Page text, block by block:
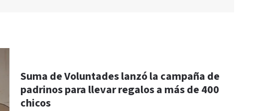
Suma de Voluntades lanzó la campaña de
padrinos para llevar regalos a más de 400
chicos